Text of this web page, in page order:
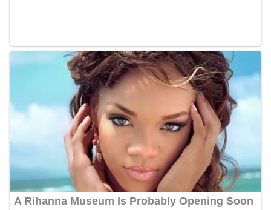
warga dalam menyambut Hari Kemerdekaan RI.
Percepat Penanganan Infrastruktur Kota Medan,
Dinas SDABMBK Perkuat Sinergi dengan
Kecamatan
Ketua DPRD Medan Terima Silaturahmi Kapolres
Belawan, Bahas Narkoba, Kriminalitas hingga
Potensi Ekonomi
Bhabinkamtibmas Polsek Medan Sunggal
Sambangi Warga Kelurahan Sunggal, Ingatkan
Pemasangan Bendera Merah Putih Jelang HUT
Kemerdekaan RI‎‎Medan, 5 Agustus 2026 — Dalam
rangka menyambut Hari Ulang Tahun
Kemerdekaan Republik Indonesia yang ke-81,
Bhabinkamtibmas Kelurahan Sunggal, Aiptu